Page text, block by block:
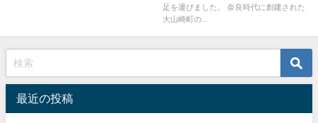
足を運びました。 奈良時代に創建された
大山崎町の...
最近の投稿